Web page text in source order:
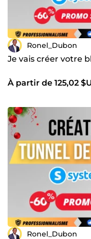
Ronel_Dubon
Je vais créer votre
À partir de 125,02
Ronel_Dubon